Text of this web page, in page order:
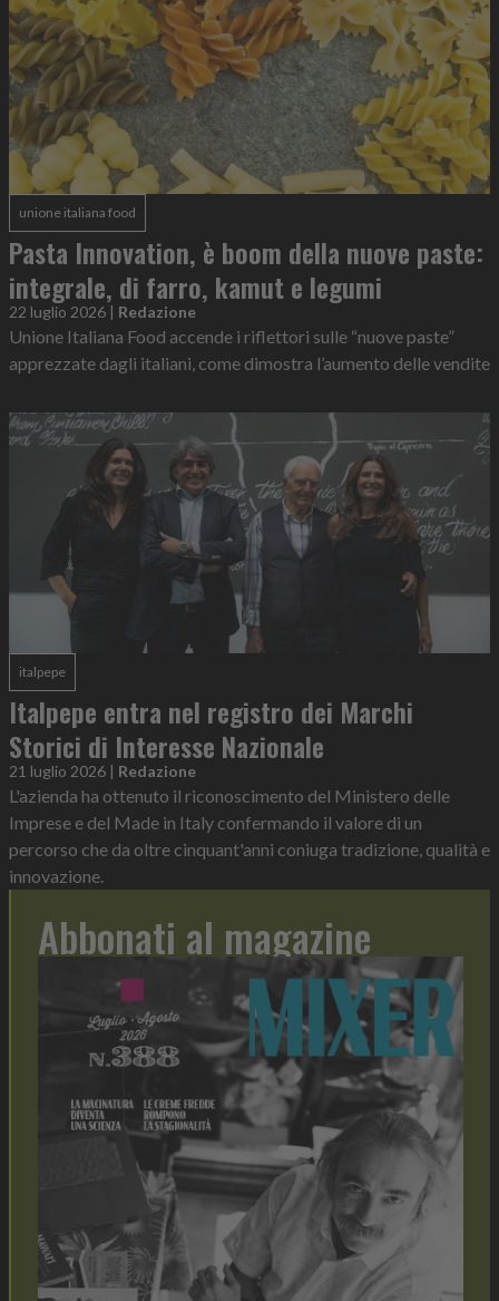
unione italiana food
Pasta Innovation, è boom della nuove paste:
integrale, di farro, kamut e legumi
22 luglio 2026 | Redazione
Unione Italiana Food accende i riflettori sulle “nuove paste”
apprezzate dagli italiani, come dimostra l’aumento delle vendite
italpepe
Italpepe entra nel registro dei Marchi
Storici di Interesse Nazionale
21 luglio 2026 | Redazione
L'azienda ha ottenuto il riconoscimento del Ministero delle
Imprese e del Made in Italy confermando il valore di un
percorso che da oltre cinquant'anni coniuga tradizione, qualità e
innovazione.
Abbonati al magazine